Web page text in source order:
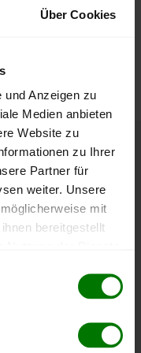
Über Cookies
und Anzeigen zu
Medien anbieten
Website zu
zu Ihrer
Partner für
weiter. Unsere
mit
bereitgestellt
in Österreich
der
am
. Das dazugehörige
Tiefststand im